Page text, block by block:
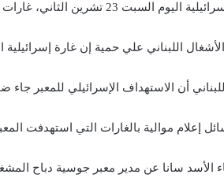
الثاني، غارات استهدفت الحدود السورية اللبنانية.
اللبناني علي حمية إن غارة
أن الاستهداف الإسرائيلي للمعبر جاء
إعلام موالية بالغارات التي استهدفت
الأسد سانا عن مدير معبر جوسية دباح